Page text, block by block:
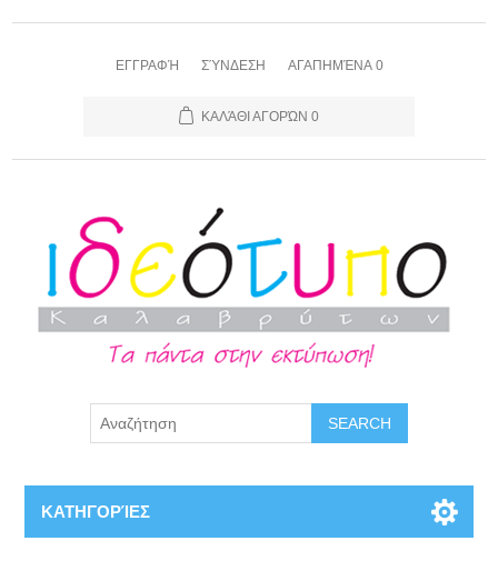
ΕΓΓΡΑΦΉ ΣΎΝΔΕΣΗ ΑΓΑΠΗΜΈΝΑ 0
ΚΑΛΆΘΙ ΑΓΟΡΏΝ 0
ΚΑΤΗΓΟΡΊΕΣ